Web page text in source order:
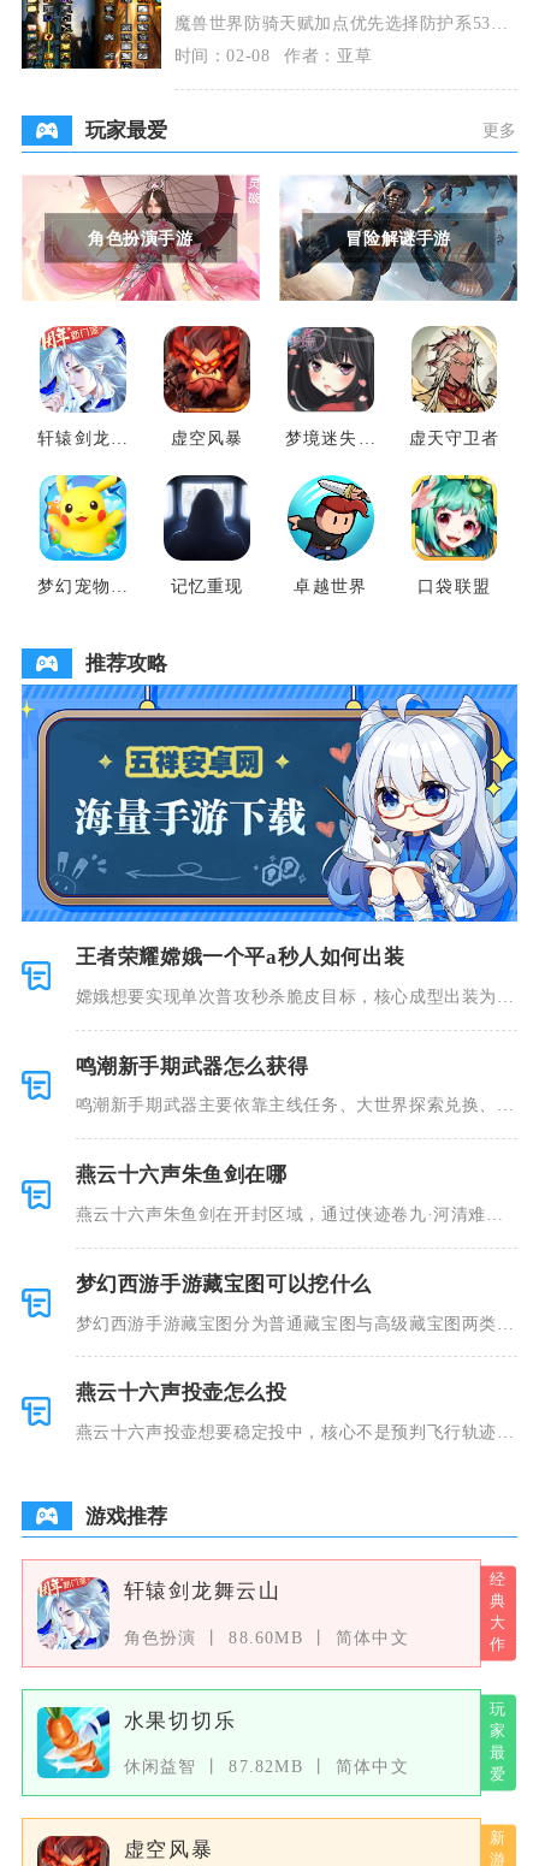
魔兽世界防骑天赋加点优先选择防护系53
点、神圣系5点、惩戒系13点的通用方案，团
本与大秘境
时间：02-08 作者：亚草
玩家最爱 更多
角色扮演手游 冒险解谜手游
轩辕剑龙舞
虚空风暴
梦境迷失之
虚天守卫者
梦幻宠物联
记忆重现 卓越世界 口袋联盟
推荐攻略
王者荣耀嫦娥一个平a秒人如何出装
嫦娥想要实现单次普攻秒杀脆皮目标，核心成型出装为秘
鸣潮新手期武器怎么获得
鸣潮新手期武器主要依靠主线任务、大世界探索兑换、锻
燕云十六声朱鱼剑在哪
燕云十六声朱鱼剑在开封区域，通过侠迹卷九·河清难俟
梦幻西游手游藏宝图可以挖什么
梦幻西游手游藏宝图分为普通藏宝图与高级藏宝图两类，
燕云十六声投壶怎么投
燕云十六声投壶想要稳定投中，核心不是预判飞行轨迹，
游戏推荐
轩辕剑龙舞云山
角色扮演 88.60MB 简体中文
水果切切乐
休闲益智 87.82MB 简体中文
虚空风暴